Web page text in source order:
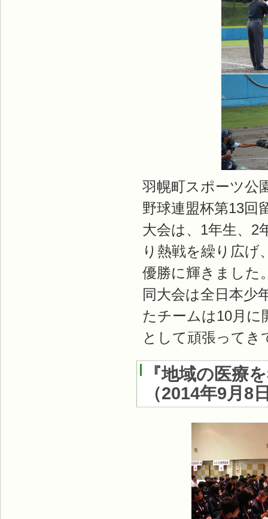
羽幌町スポーツ公
野球連盟杯第13回
大会は、1年生、2
り熱戦を繰り広げ
優勝に輝きました
同大会は全日本少
たチームは10月に
として頑張ってき
『地域の医療
（2014年9月8